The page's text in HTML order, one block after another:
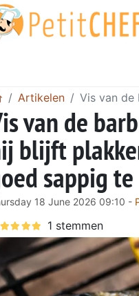
Artikelen Vis van de
van de
blijft
sappig
18 June 2026 09:10 -